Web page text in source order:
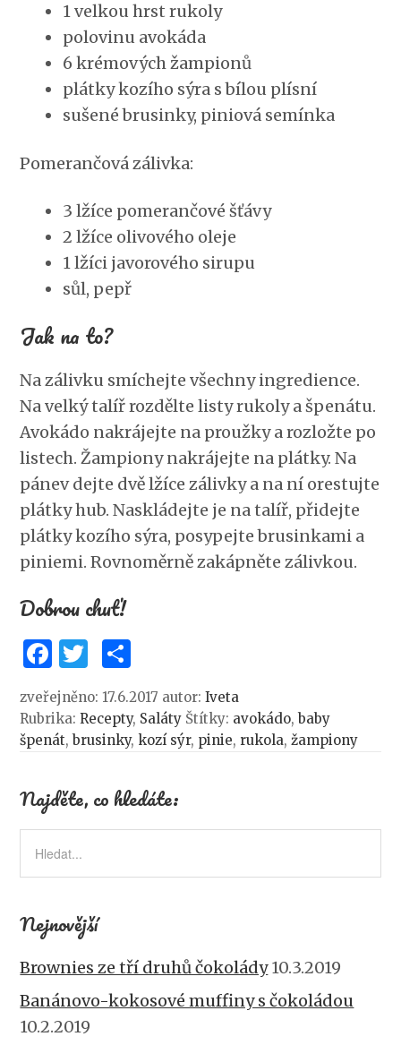
1 velkou hrst rukoly
polovinu avokáda
6 krémových žampionů
plátky kozího sýra s bílou plísní
sušené brusinky, piniová semínka
Pomerančová zálivka:
3 lžíce pomerančové šťávy
2 lžíce olivového oleje
1 lžíci javorového sirupu
sůl, pepř
Jak na to?
Na zálivku smíchejte všechny ingredience.
Na velký talíř rozdělte listy rukoly a špenátu.
Avokádo nakrájejte na proužky a rozložte po
listech. Žampiony nakrájejte na plátky. Na
pánev dejte dvě lžíce zálivky a na ní orestujte
plátky hub. Naskládejte je na talíř, přidejte
plátky kozího sýra, posypejte brusinkami a
piniemi. Rovnoměrně zakápněte zálivkou.
Dobrou chuť!
F
a
c
e
o
o
k
T
w
it
te
h
ar
e
zveřejněno: 17.6.2017 autor:Iveta
Rubrika:Recepty, Saláty Štítky: avokádo,baby
špenát,brusinky, kozí sýr, pinie, rukola,žampiony
Najděte, co hledáte:
Nejnovější
Brownies ze tří druhů čokolády10.3.2019
Banánovo-kokosové muffiny s čokoládou
10.2.2019